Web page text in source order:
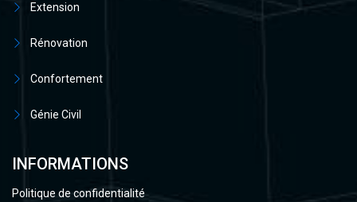
Extension
Rénovation
Confortement
Génie Civil
INFORMATIONS
Politique de confidentialité